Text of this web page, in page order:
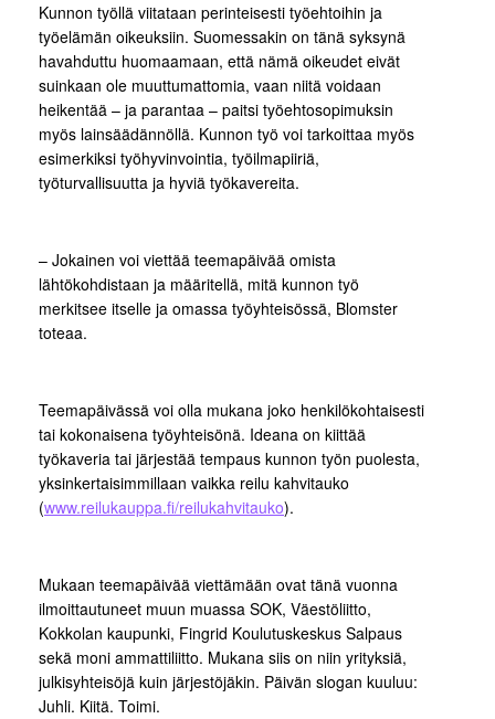
Kunnon työllä viitataan perinteisesti työehtoihin ja
työelämän oikeuksiin. Suomessakin on tänä syksynä
havahduttu huomaamaan, että nämä oikeudet eivät
suinkaan ole muuttumattomia, vaan niitä voidaan
heikentää – ja parantaa – paitsi työehtosopimuksin
myös lainsäädännöllä. Kunnon työ voi tarkoittaa myös
esimerkiksi työhyvinvointia, työilmapiiriä,
työturvallisuutta ja hyviä työkavereita.
– Jokainen voi viettää teemapäivää omista
lähtökohdistaan ja määritellä, mitä kunnon työ
merkitsee itselle ja omassa työyhteisössä, Blomster
toteaa.
Teemapäivässä voi olla mukana joko henkilökohtaisesti
tai kokonaisena työyhteisönä. Ideana on kiittää
työkaveria tai järjestää tempaus kunnon työn puolesta,
yksinkertaisimmillaan vaikka reilu kahvitauko
(www.reilukauppa.fi/reilukahvitauko).
Mukaan teemapäivää viettämään ovat tänä vuonna
ilmoittautuneet muun muassa SOK, Väestöliitto,
Kokkolan kaupunki, Fingrid Koulutuskeskus Salpaus
sekä moni ammattiliitto. Mukana siis on niin yrityksiä,
julkisyhteisöjä kuin järjestöjäkin. Päivän slogan kuuluu:
Juhli. Kiitä. Toimi.